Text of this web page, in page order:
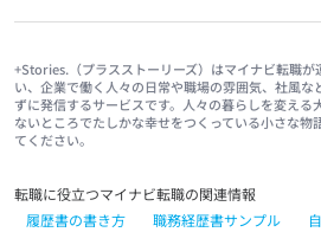
+Stories.（プラスストーリーズ）はマイナビ転職が
い、企業で働く人々の日常や職場の雰囲気、社風
ずに発信するサービスです。人々の暮らしを変える
ないところでたしかな幸せをつくっている小さな
てください。
転職に役立つマイナビ転職の関連情報
履歴書の書き方
職務経歴書サンプル